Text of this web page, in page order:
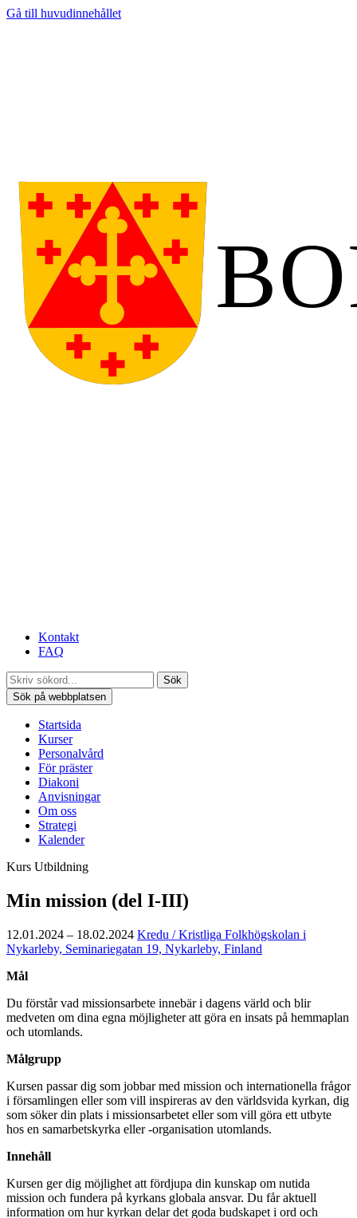
Gå till huvudinnehållet
Kontakt
FAQ
Sök
Sök på webbplatsen
Startsida
Kurser
Personalvård
För präster
Diakoni
Anvisningar
Om oss
Strategi
Kalender
Kurs Utbildning
Min mission (del I-III)
12.01.2024 – 18.02.2024 Kredu / Kristliga Folkhögskolan i
Nykarleby, Seminariegatan 19, Nykarleby, Finland
Mål
Du förstår vad missionsarbete innebär i dagens värld och blir
medveten om dina egna möjligheter att göra en insats på hemmaplan
och utomlands.
Målgrupp
Kursen passar dig som jobbar med mission och internationella frågor
i församlingen eller som vill inspireras av den världsvida kyrkan, dig
som söker din plats i missionsarbetet eller som vill göra ett utbyte
hos en samarbetskyrka eller -organisation utomlands.
Innehåll
Kursen ger dig möjlighet att fördjupa din kunskap om nutida
mission och fundera på kyrkans globala ansvar. Du får aktuell
information om hur kyrkan delar det goda budskapet i ord och